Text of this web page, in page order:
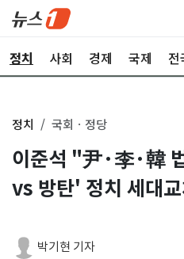
정치 사회 경제 국제 전
정치 국회ㆍ정당
이준석 "尹·李·韓
vs 방탄' 정치 세대
박기현 기자